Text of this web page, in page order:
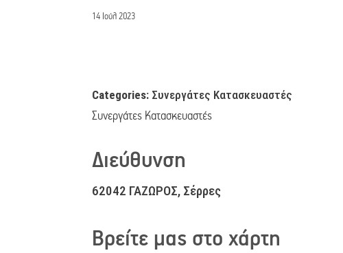
14 Ιούλ 2023
Categories: Συνεργάτες Κατασκευαστές
Συνεργάτες Κατασκευαστές
Διεύθυνση
62042 ΓΑΖΩΡΟΣ, Σέρρες
Βρείτε μας στο χάρτη